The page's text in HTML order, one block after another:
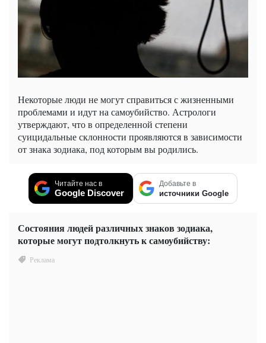
Некоторые люди не могут справиться с жизненными
проблемами и идут на самоубийство. Астрологи
утверждают, что в определенной степени
суицидальные склонности проявляются в зависимости
от знака зодиака, под которым вы родились.
Читайте нас в
Google Discover
Добавьте в
источники Google
Состояния людей различных знаков зодиака,
которые могут подтолкнуть к самоубийству: